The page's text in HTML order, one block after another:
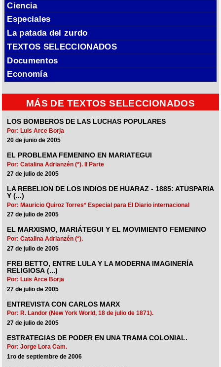
Ciencia
Especiales
La patada del zurdo
TEXTOS SELECCIONADOS
Documentos
Economía
MÁS DE TEXTOS SELECCIONADOS
LOS BOMBEROS DE LAS LUCHAS POPULARES
Por: Luis Arce Borja
20 de junio de 2005
EL PROBLEMA FEMENINO EN MARIATEGUI
Por: Catalina Adrianzén (*). II Parte
27 de julio de 2005
LA REBELION DE LOS INDIOS DE HUARAZ - 1885: ATUSPARIA
Y (...)
Por: Mauricio Quiroz Torres* Especial para El Diario internacional
27 de julio de 2005
EL MARXISMO, MARIÁTEGUI Y EL MOVIMIENTO FEMENINO
Por: Catalina Adrianzén (*).
27 de julio de 2005
FREI BETTO, ENTRE LULA Y LA MODERNA IMAGINERÍA
RELIGIOSA (...)
Por: Luis Arce Borja
27 de julio de 2005
ENTREVISTA CON CARLOS MARX
Por: R. Landor (New York World, 18 de julio de 1871).
27 de julio de 2005
ESTRATEGIAS DE PODER EN UNA TRAMA COLONIAL.
Por: Jorge Lora Cam.
1ro de septiembre de 2006